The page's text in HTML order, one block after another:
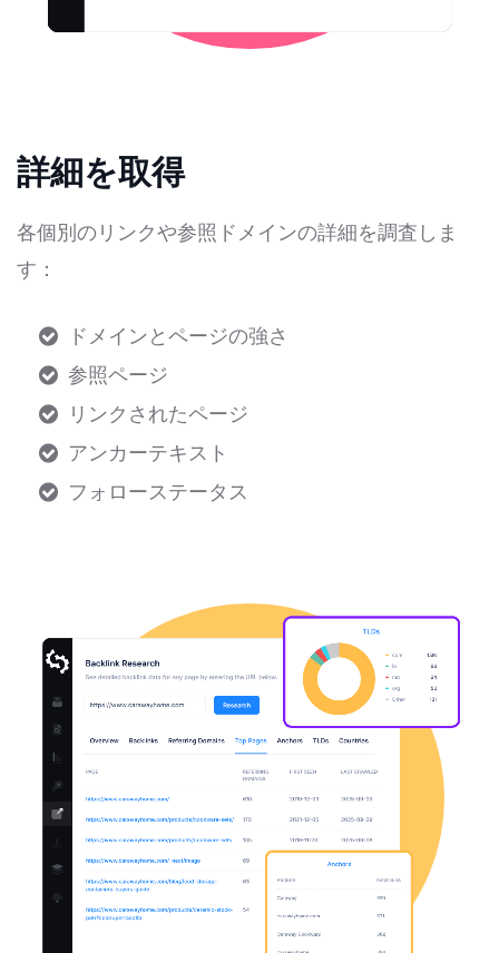
詳細を取得
各個別のリンクや参照ドメインの詳細を調査しま
す：
ドメインとページの強さ
参照ページ
リンクされたページ
アンカーテキスト
フォローステータス